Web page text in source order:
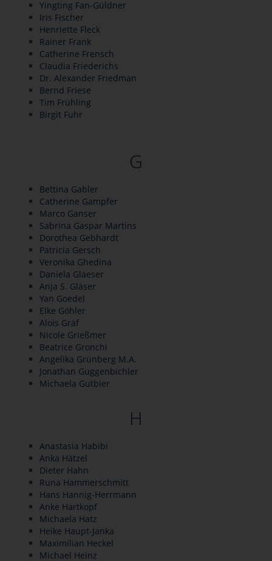
Yingting Fan-Güldner
Iris Fischer
Henriette Fleck
Rainer Frank
Catherine Frensch
Claudia Friederichs
Dr. Alexander Friedman
Bernd Friese
Tim Frühling
Birgit Fuhr
G
Bettina Gabler
Catherine Gampfer
Marco Ganser
Sabrina Gaspar Martins
Dorothea Gebhardt
Patricia Gersch
Veronika Ghedina
Daniela Glaeser
Anja S. Gläser
Yan Goedel
Elke Göhler
Alois Gräf
Nicole Grießmer
Beatrice Gronchi
Angelika Grünberg M.A.
Jonathan Guggenbichler
Michaela Gutbier
H
Anastasia Habibi
Anka Hätzel
Dieter Hahn
Runa Hammerschmitt
Hans Hannig-Herrmann
Anke Hartkopf
Michaela Hatz
Heike Haupt-Janka
Maximilian Heckel
Michael Heinz